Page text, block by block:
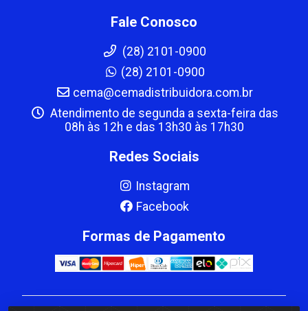
Fale Conosco
(28) 2101-0900
(28) 2101-0900
cema@cemadistribuidora.com.br
Atendimento de segunda a sexta-feira das
08h às 12h e das 13h30 às 17h30
Redes Sociais
Instagram
Facebook
Formas de Pagamento